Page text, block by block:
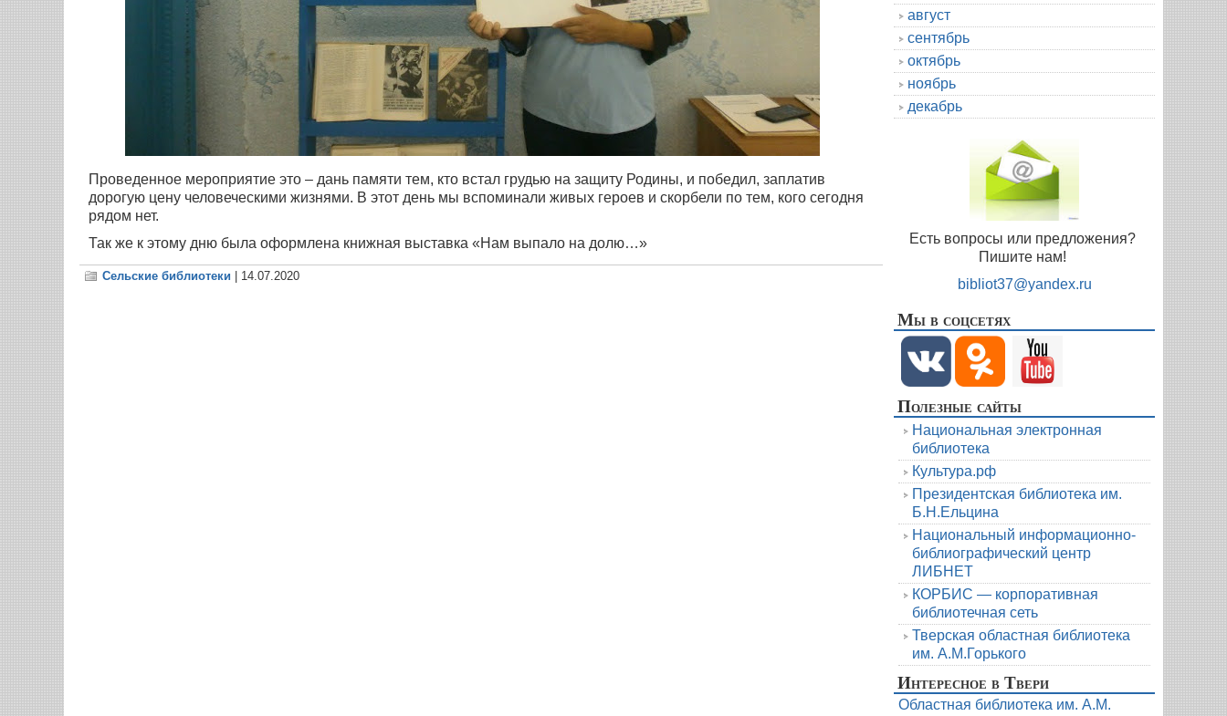
Проведенное мероприятие это – дань памяти тем, кто встал грудью на защиту Родины, и победил, заплатив
дорогую цену человеческими жизнями. В этот день мы вспоминали живых героев и скорбели по тем, кого сегодня
рядом нет.
Так же к этому дню была оформлена книжная выставка «Нам выпало на долю…»
Сельские библиотеки | 14.07.2020
август
сентябрь
октябрь
ноябрь
декабрь
Есть вопросы или предложения?
Пишите нам!
bibliot37@yandex.ru
Мы в соцсетях
Полезные сайты
Национальная электронная
библиотека
Культура.рф
Президентская библиотека им.
Б.Н.Ельцина
Национальный информационно-
библиографический центр
ЛИБНЕТ
КОРБИС — корпоративная
библиотечная сеть
Тверская областная библиотека
им. А.М.Горького
Интересное в Твери
Областная библиотека им. А.М.